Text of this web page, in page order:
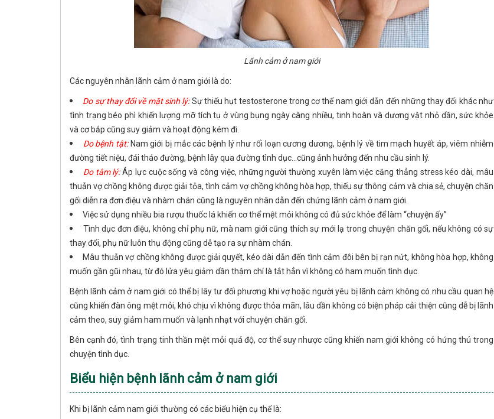
Lãnh cảm ở nam giới
Các nguyên nhân lãnh cảm ở nam giới là do:
Do sự thay đổi về mặt sinh lý:Sự thiếu hụt testosterone trong cơ thể nam giới dẫn đến những thay đổi khác như
tình trạng béo phì khiến lượng mỡ tích tụ ở vùng bụng ngày càng nhiều, tinh hoàn và dương vật nhỏ dần, sức khỏe
và cơ bắp cũng suy giảm và hoạt động kém đi.
Do bệnh tật: Nam giới bị mắc các bệnh lý như rối loạn cương dương, bệnh lý về tim mạch huyết áp, viêm nhiễm
đường tiết niệu, đái tháo đường, bệnh lây qua đường tình dục…cũng ảnh hưởng đến nhu cầu sinh lý.
Do tâm lý:Áp lực cuộc sống và công việc, những người thường xuyên làm việc căng thẳng stress kéo dài, mâu
thuẫn vợ chồng không được giải tỏa, tình cảm vợ chồng không hòa hợp, thiếu sự thông cảm và chia sẻ, chuyện chăn
gối diễn ra đơn điệu và nhàm chán cũng là nguyên nhân dẫn đến chứng lãnh cảm ở nam giới.
Việc sử dụng nhiều bia rượu thuốc lá khiến cơ thể mệt mỏi không có đủ sức khỏe để làm “chuyện ấy”
Tình dục đơn điệu, không chỉ phụ nữ, mà nam giới cũng thích sự mới lạ trong chuyện chăn gối, nếu không có sự
thay đổi, phụ nữ luôn thụ động cũng dễ tạo ra sự nhàm chán.
Mâu thuẫn vợ chồng không được giải quyết, kéo dài dẫn đến tình cảm đôi bên bị rạn nứt, không hòa hợp, không
muốn gần gũi nhau, từ đó lửa yêu giảm dần thậm chí là tắt hẳn vì không có ham muốn tình dục.
Bệnh lãnh cảm ở nam giới có thể bị lây tư đối phương khi vợ hoặc người yêu bị lãnh cảm không có nhu cầu quan hệ
cũng khiến đàn ông mệt mỏi, khó chịu vì không được thỏa mãn, lâu dần không có biện pháp cải thiện cũng dễ bị lãnh
cảm theo, suy giảm ham muốn và lạnh nhạt với chuyện chăn gối.
Bên cạnh đó, tình trạng tinh thần mệt mỏi quá độ, cơ thể suy nhược cũng khiến nam giới không có hứng thú trong
chuyện tình dục.
Biểu hiện bệnh lãnh cảm ở nam giới
Khi bị lãnh cảm nam giới thường có các biểu hiện cụ thể là: